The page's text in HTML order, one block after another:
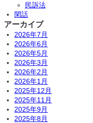
民訴法
閑話
アーカイブ
2026年7月
2026年6月
2026年5月
2026年3月
2026年2月
2026年1月
2025年12月
2025年11月
2025年9月
2025年8月